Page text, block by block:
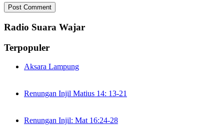
Radio Suara Wajar
Terpopuler
Aksara Lampung
Renungan Injil Matius 14: 13-21
Renungan Injil: Mat 16:24-28